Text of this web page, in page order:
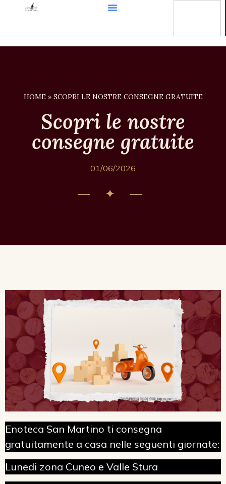
HOME » SCOPRI LE NOSTRE CONSEGNE GRATUITE
Scopri le nostre
consegne gratuite
01/06/2026
— ✦ —
Enoteca San Martino ti consegna
gratuitamente a casa nelle seguenti giornate:
Lunedi zona Cuneo e Valle Stura